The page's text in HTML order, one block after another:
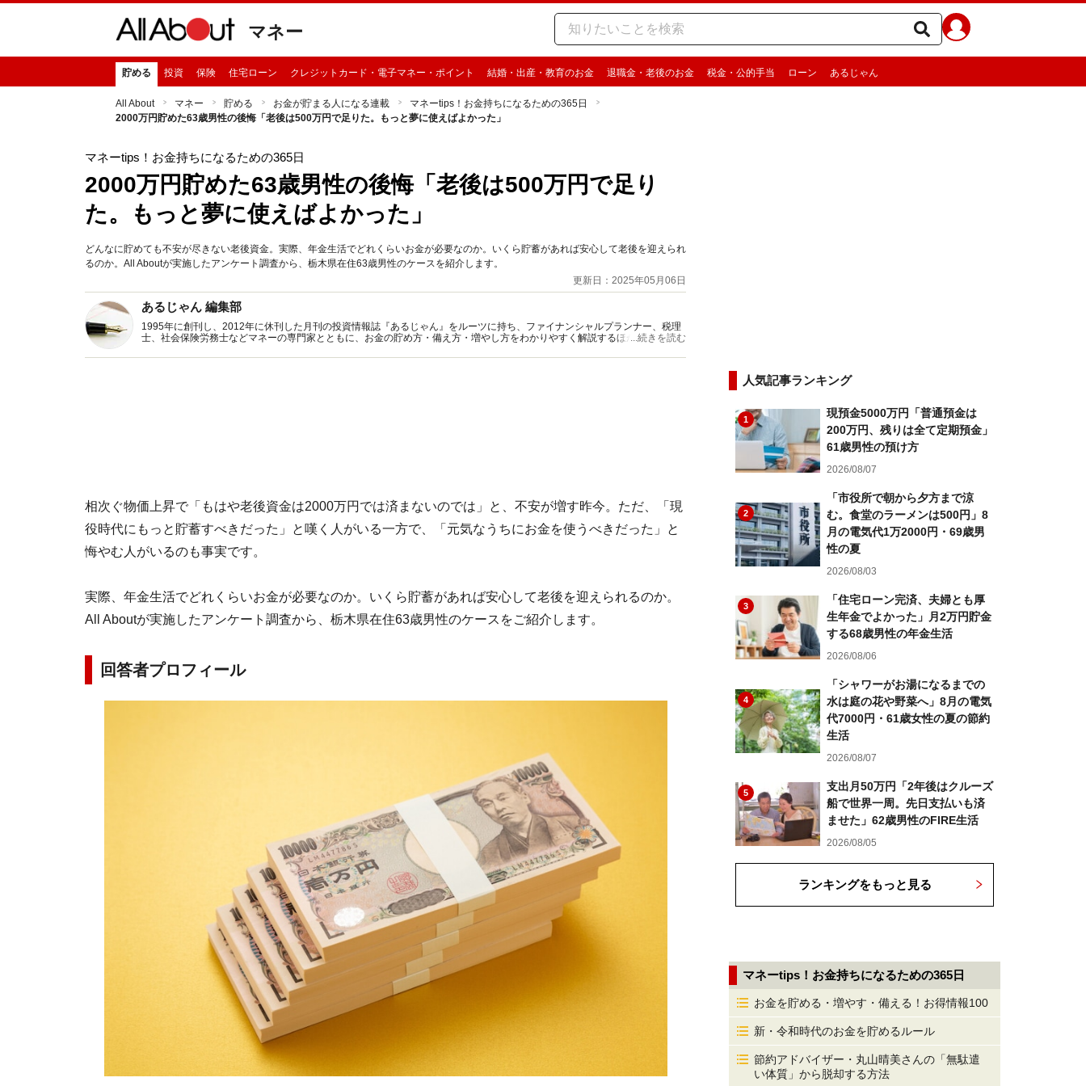
マネー
貯める 投資 保険 住宅ローン クレジットカード・電子マネー・ポイント 結婚・出産・教育のお金 退職金・老後のお金 税金・公的手当 ローン あるじゃん
All About マネー 貯める お金が貯まる人になる連載
マネーtips！お金持ちになるための365日
2000万円貯めた63歳男性の後悔「老後は500万円で足りた。もっと夢に使えばよかった」
マネーtips！お金持ちになるための365日
2000万円貯めた63歳男性の後悔「老後は500万円で足り
た。もっと夢に使えばよかった」
どんなに貯めても不安が尽きない老後資金。実際、年金生活でどれくらいお金が必要なのか。いくら貯蓄があれば安心して老後を迎えられ
るのか。All Aboutが実施したアンケート調査から、栃木県在住63歳男性のケースを紹介します。
更新日：2025年05月06日
あるじゃん 編集部
1995年に創刊し、2012年に休刊した月刊の投資情報誌『あるじゃん』をルーツに持ち、ファイナンシャルプランナー、税理
士、社会保険労務士などマネーの専門家とともに、お金の貯め方・備え方・増やし方をわかりやすく解説するほか、マネー最
...続きを読む
相次ぐ物価上昇で「もはや老後資金は2000万円では済まないのでは」と、不安が増す昨今。ただ、「現
役時代にもっと貯蓄すべきだった」と嘆く人がいる一方で、「元気なうちにお金を使うべきだった」と
悔やむ人がいるのも事実です。
実際、年金生活でどれくらいお金が必要なのか。いくら貯蓄があれば安心して老後を迎えられるのか。
All Aboutが実施したアンケート調査から、栃木県在住63歳男性のケースをご紹介します。
回答者プロフィール
人気記事ランキング
1
現預金5000万円「普通預金は
200万円、残りは全て定期預金」
61歳男性の預け方
2026/08/07
2
「市役所で朝から夕方まで涼
む。食堂のラーメンは500円」8
月の電気代1万2000円・69歳男
性の夏
2026/08/03
3
「住宅ローン完済、夫婦とも厚
生年金でよかった」月2万円貯金
する68歳男性の年金生活
2026/08/06
4
「シャワーがお湯になるまでの
水は庭の花や野菜へ」8月の電気
代7000円・61歳女性の夏の節約
生活
2026/08/07
5
支出月50万円「2年後はクルーズ
船で世界一周。先日支払いも済
ませた」62歳男性のFIRE生活
2026/08/05
ランキングをもっと見る
マネーtips！お金持ちになるための365日
お金を貯める・増やす・備える！お得情報100
新・令和時代のお金を貯めるルール
節約アドバイザー・丸山晴美さんの「無駄遣
い体質」から脱却する方法